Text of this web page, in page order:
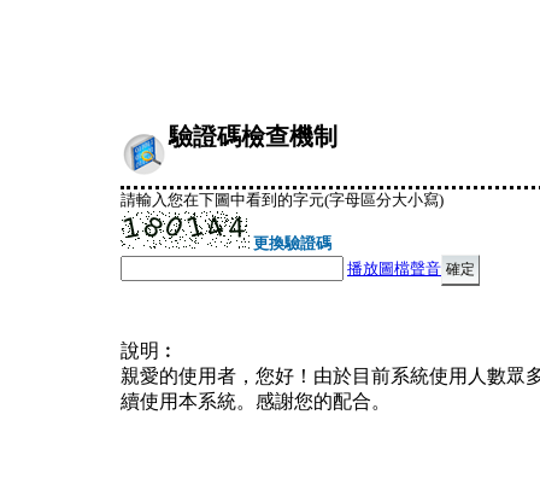
驗證碼檢查機制
請輸入您在下圖中看到的字元(字母區分大小寫)
更換驗證碼
播放圖檔聲音
說明︰
親愛的使用者，您好！由於目前系統使用人數眾
續使用本系統。感謝您的配合。